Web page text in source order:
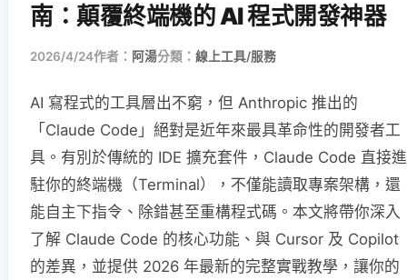
南：顛覆終端機的 AI 程式開發神器
2026/4/24作者： 阿湯分類： 線上工具/服務
AI 寫程式的工具層出不窮，但 Anthropic 推出的
「Claude Code」絕對是近年來最具革命性的開發者工
具。有別於傳統的 IDE 擴充套件，Claude Code 直接進
駐你的終端機（Terminal），不僅能讀取專案架構，還
能自主下指令、除錯甚至重構程式碼。本文將帶你深入
了解 Claude Code 的核心功能、與 Cursor 及 Copilot
的差異，並提供 2026 年最新的完整實戰教學，讓你的